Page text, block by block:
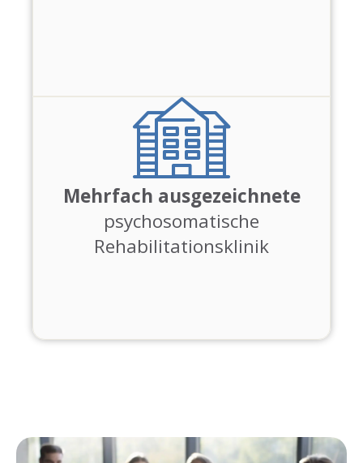
Mehrfach ausgezeichnete
psychosomatische
Rehabilitationsklinik